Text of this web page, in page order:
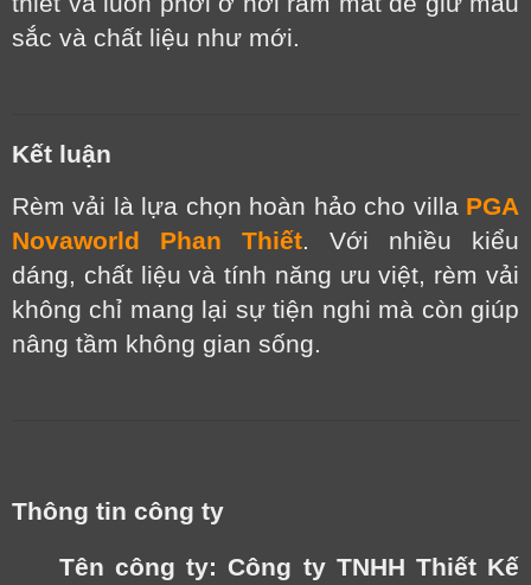
sắc và chất liệu như mới.
Kết luận
Rèm vải là lựa chọn hoàn hảo cho villa PGA
Novaworld Phan Thiết. Với nhiều kiểu
dáng, chất liệu và tính năng ưu việt, rèm vải
không chỉ mang lại sự tiện nghi mà còn giúp
nâng tầm không gian sống.
Thông tin công ty
Tên công ty: Công ty TNHH Thiết Kế